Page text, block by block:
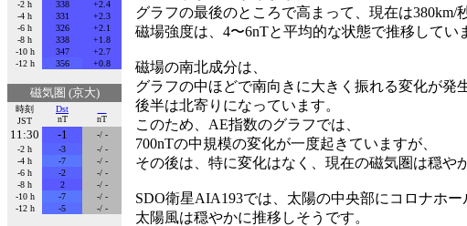
-2 h 338
+2.4
-4 h
331
+2.3
-6 h
326
+2.1
-8 h
338
+1.8
-10 h
347
+2.7
-12 h
356 +0.8
磁気圏 (京大)
時刻
JST
Dst
nT
nT
11:30 -1
-/ -
-2 h
-3
-/ -
-4 h
-7
-/ -
-6 h
-2
-/ -
-8 h
2
-/ -
-10 h
-7
-/ -
-12 h
-5 -/ -
グラフの最後のところで高まって、現在は380km/
磁場強度は、4〜6nTと平均的な状態で推移してい
磁場の南北成分は、
グラフの中ほどで南向きに大きく振れる変化が発
後半は北寄りになっています。
このため、AE指数のグラフでは、
700nTの中規模の変化が一度起きていますが、
その後は、特に変化はなく、現在の磁気圏は穏や
SDO衛星AIA193では、太陽の中央部にコロナホー
太陽風は穏やかに推移しそうです。